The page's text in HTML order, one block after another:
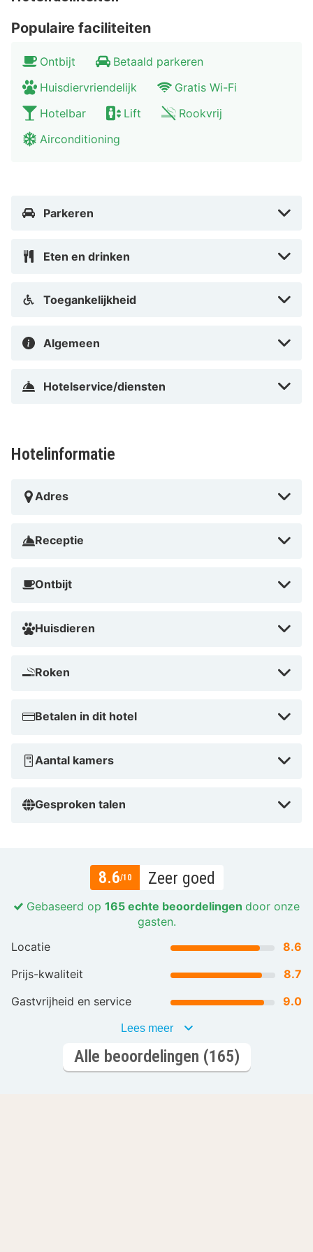
het Wildgatter dierenpark, waar je op 6 hectare terrein
observeren.
Populaire faciliteiten
Ontbijt
Betaald parkeren
Huisdiervriendelijk
Gratis Wi-Fi
Hotelbar
Lift
Rookvrij
Airconditioning
Parkeren
Eten en drinken
Toegankelijkheid
Algemeen
Hotelservice/diensten
Hotelinformatie
Adres
Receptie
Ontbijt
Huisdieren
Roken
Betalen in dit hotel
Aantal kamers
Gesproken talen
8.6/10 Zeer goed
Gebaseerd op 165 echte beoordelingen door onze
gasten.
Locatie
8.6
Prijs-kwaliteit
8.7
Gastvrijheid en service
9.0
Lees meer
Alle beoordelingen (165)